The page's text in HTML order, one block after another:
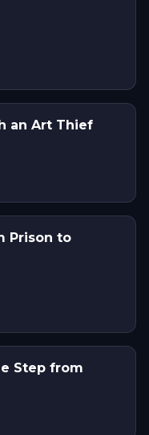
an Art Thief
Prison to
Step from